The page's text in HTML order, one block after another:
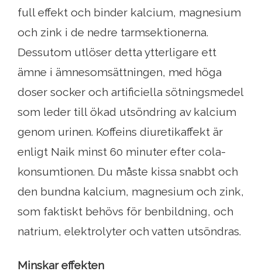
full effekt och binder kalcium, magnesium
och zink i de nedre tarmsektionerna.
Dessutom utlöser detta ytterligare ett
ämne i ämnesomsättningen, med höga
doser socker och artificiella sötningsmedel
som leder till ökad utsöndring av kalcium
genom urinen. Koffeins diuretikaffekt är
enligt Naik minst 60 minuter efter cola-
konsumtionen. Du måste kissa snabbt och
den bundna kalcium, magnesium och zink,
som faktiskt behövs för benbildning, och
natrium, elektrolyter och vatten utsöndras.
Minskar effekten